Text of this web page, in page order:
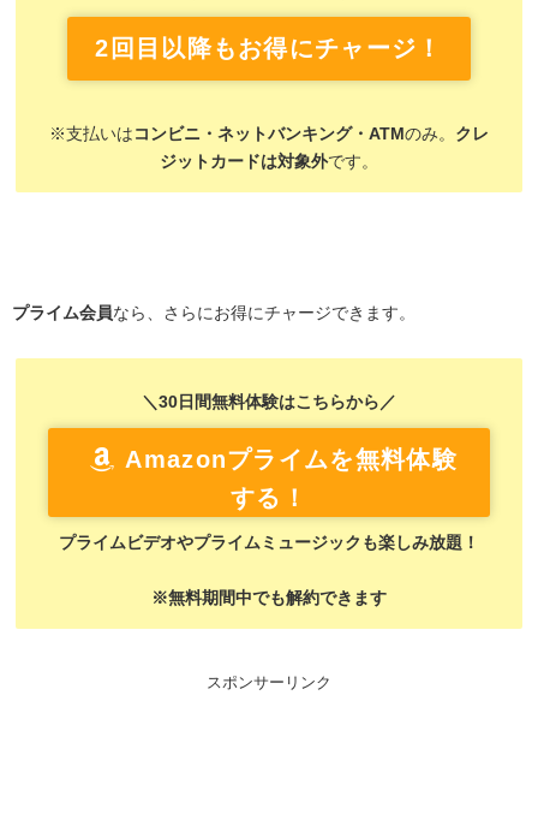
2回目以降もお得にチャージ！
※支払いは コンビニ・ネットバンキング・ATMのみ。 クレ
ジットカードは対象外です。
プライム会員なら、さらにお得にチャージできます。
＼30日間無料体験はこちらから／
Amazonプライムを無料体験
する！
プライムビデオやプライムミュージックも楽しみ放題！
※無料期間中でも解約できます
スポンサーリンク